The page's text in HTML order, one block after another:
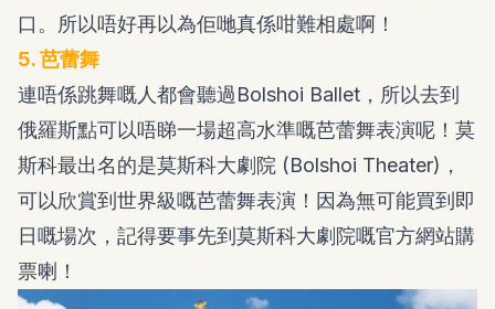
口。所以唔好再以為佢哋真係咁難相處啊！
5. 芭蕾舞
連唔係跳舞嘅人都會聽過Bolshoi Ballet，所以去到
俄羅斯點可以唔睇一場超高水準嘅芭蕾舞表演呢！莫
斯科最出名的是莫斯科大劇院 (Bolshoi Theater)，
可以欣賞到世界級嘅芭蕾舞表演！因為無可能買到即
日嘅場次，記得要事先到莫斯科大劇院嘅官方網站購
票喇！